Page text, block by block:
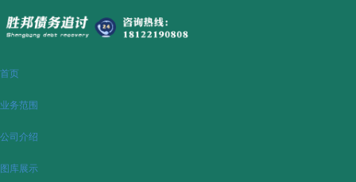
首页
业务范围
公司介绍
图库展示